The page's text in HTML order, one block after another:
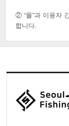
② “몰”과 이용자
합니다.